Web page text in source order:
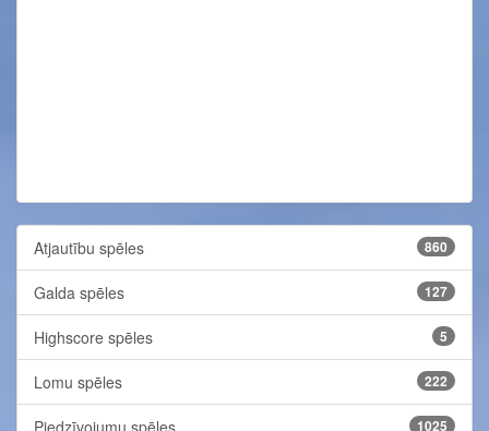
Atjautību spēles 860
Galda spēles 127
Highscore spēles 5
Lomu spēles 222
Piedzīvojumu spēles 1025